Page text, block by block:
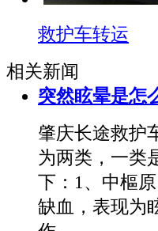
救护车转运
相关新闻
突然眩晕是怎
肇庆长途救护
为两类，一类
下：1、中樞
缺血，表现为